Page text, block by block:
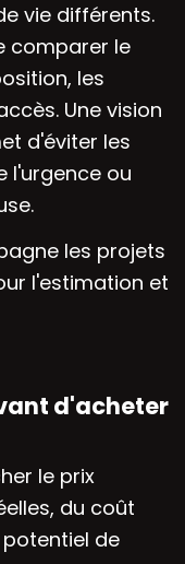
vie différents.
comparer le
les
Une vision
d'éviter les
l'urgence ou
les projets
l'estimation et
d'acheter
le prix
du coût
de